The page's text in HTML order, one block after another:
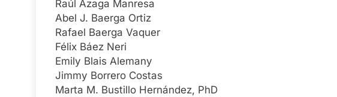
Raúl Ázaga Manresa
Abel J. Baerga Ortiz
Rafael Baerga Vaquer
Félix Báez Neri
Emily Blais Alemany
Jimmy Borrero Costas
Marta M. Bustillo Hernández, PhD